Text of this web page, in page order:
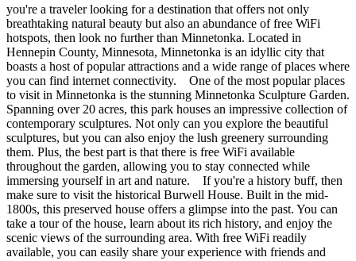
you're a traveler looking for a destination that offers not only
breathtaking natural beauty but also an abundance of free WiFi
hotspots, then look no further than Minnetonka. Located in
Hennepin County, Minnesota, Minnetonka is an idyllic city that
boasts a host of popular attractions and a wide range of places where
you can find internet connectivity. One of the most popular places
to visit in Minnetonka is the stunning Minnetonka Sculpture Garden.
Spanning over 20 acres, this park houses an impressive collection of
contemporary sculptures. Not only can you explore the beautiful
sculptures, but you can also enjoy the lush greenery surrounding
them. Plus, the best part is that there is free WiFi available
throughout the garden, allowing you to stay connected while
immersing yourself in art and nature. If you're a history buff, then
make sure to visit the historical Burwell House. Built in the mid-
1800s, this preserved house offers a glimpse into the past. You can
take a tour of the house, learn about its rich history, and enjoy the
scenic views of the surrounding area. With free WiFi readily
available, you can easily share your experience with friends and